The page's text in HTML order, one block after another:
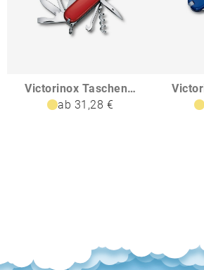
Victorinox Taschenmesser Huntsman
ab 31,28 €